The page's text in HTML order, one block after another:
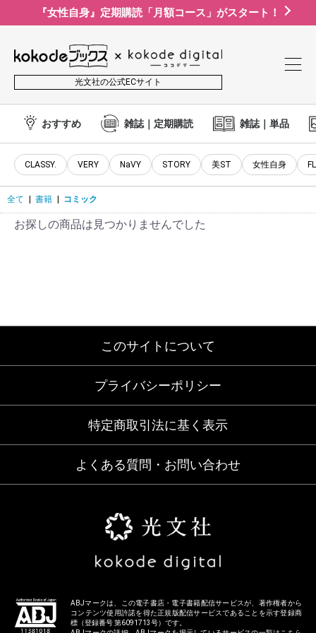
『女性自身』定期購読「月額コース」がスタート！
光文社の公式ECサイト
おすすめ 雑誌｜定期購読 雑誌｜単品
CLASSY. VERY NaVY STORY 美ST 女性自身
全て | 書籍 | コミック
お探しの商品は見つかりませんでした
このサイトについて
プライバシーポリシー
特定商取引法に基く表示
よくある質問・お問い合わせ
ABJマークは、この電子書店・電子書籍配信サービスが、著作権者から
コンテンツ使用許諾を得た正規版配信サービスであることを示す登録商
標（登録番号 第6091713号）です。